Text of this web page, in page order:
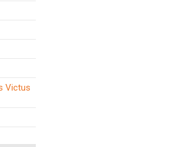
Victus